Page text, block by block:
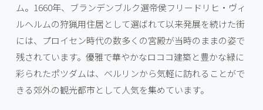
ム。1660年、ブランデンブルク選帝侯フリードリヒ・ヴィ
ルヘルムの狩猟用住居として選ばれて以来発展を続けた街
には、プロイセン時代の数多くの宮殿が当時のままの姿で
残されています。優雅で華やかなロココ建築と豊かな緑に
彩られたポツダムは、ベルリンから気軽に訪れることがで
きる郊外の観光都市として人気を集めています。